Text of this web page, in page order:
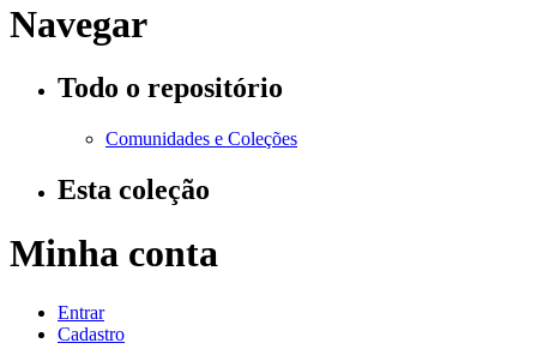
Navegar
Todo o repositório
Comunidades e Coleções
Esta coleção
Minha conta
Entrar
Cadastro